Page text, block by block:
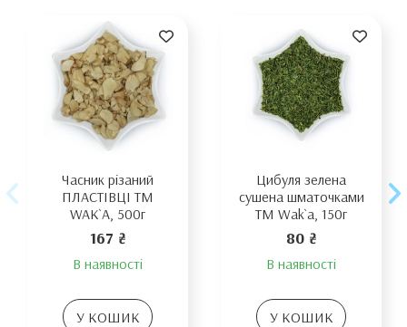
Часник різаний
ПЛАСТІВЦІ TM
WAK`A, 500г
167 ₴
В наявності
У КОШИК
Цибуля зелена
сушена шматочками
TM Wak`a, 150г
80 ₴
В наявності
У КОШИК